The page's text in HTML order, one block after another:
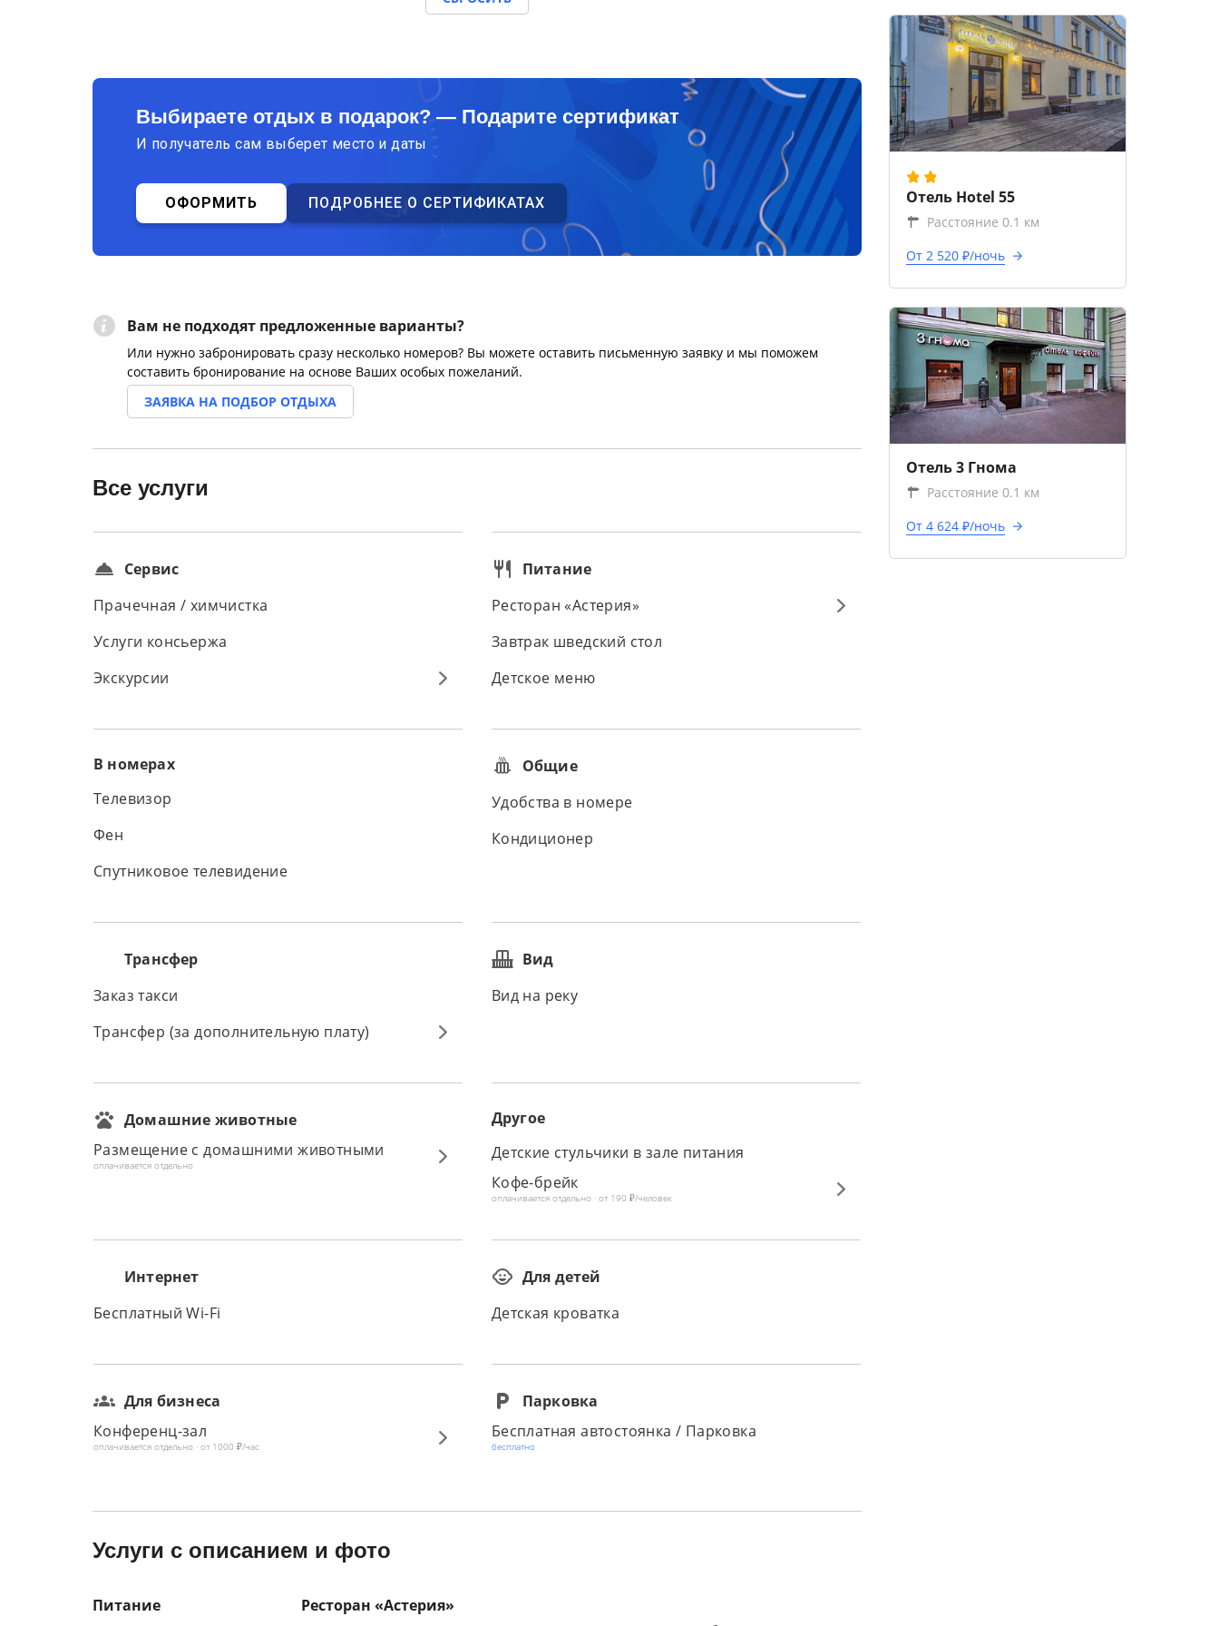
Выбираете отдых в подарок? — Подарите сертификат
И получатель сам выберет место и даты
ОФОРМИТЬ ПОДРОБНЕЕ О СЕРТИФИКАТАХ
Вам не подходят предложенные варианты?
Или нужно забронировать сразу несколько номеров? Вы можете оставить письменную заявку и мы поможем
составить бронирование на основе Ваших особых пожеланий.
ЗАЯВКА НА ПОДБОР ОТДЫХА
Все услуги
Сервис
Прачечная / химчистка
Услуги консьержа
Экскурсии
Питание
Ресторан «Астерия»
Завтрак шведский стол
Детское меню
В номерах
Телевизор
Фен
Спутниковое телевидение
Общие
Удобства в номере
Кондиционер
Трансфер
Заказ такси
Трансфер (за дополнительную плату)
Вид
Вид на реку
Домашние животные
Размещение с домашними животными
оплачивается отдельно
Другое
Детские стульчики в зале питания
Кофе-брейк
оплачивается отдельно · от 190 ₽/человек
Интернет
Бесплатный Wi-Fi
Для детей
Детская кроватка
Для бизнеса
Конференц-зал
оплачивается отдельно · от 1000 ₽/час
Парковка
Бесплатная автостоянка / Парковка
бесплатно
Услуги с описанием и фото
Питание
Ресторан «Астерия»
Отель Hotel 55
Расстояние 0.1 км
От 2 520 ₽/ночь
Отель 3 Гнома
Расстояние 0.1 км
От 4 624 ₽/ночь